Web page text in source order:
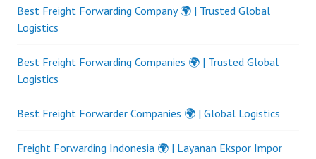
Best Freight Forwarding Company 🌍 | Trusted Global
Logistics
Best Freight Forwarding Companies 🌍 | Trusted Global
Logistics
Best Freight Forwarder Companies 🌍 | Global Logistics
Freight Forwarding Indonesia 🌍 | Layanan Ekspor Impor